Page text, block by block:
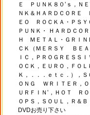
Ｅ ＰＵＮＫ８０’ｓ，
ＮＫ＆ＨＡＲＤＣＯＲＥ
ＥＯ ＲＯＣＫＡ・ＰＳＹ
ＰＵＮＫ・ ＨＡＲＤＣＯ
Ｈ ＭＥＴＡＬ・ＧＲＩ
ＣＫ（ＭＥＲＳＹ ＢＥＡ
ＩＣ，ＰＲＯＧＲＥＳＳ
ＯＣＫ，ＥＵＲＯ，ＦＯ
Ｋ，．．．ｅｔｃ．）
ＯＮＧ ＷＲＩＴＥＲ，Ｏ
ＵＲＦＩＮ’，ＨＯＴ Ｒ
ＯＰＳ，ＳＯＵＬ，Ｒ＆Ｂ
DVDお売り下さい